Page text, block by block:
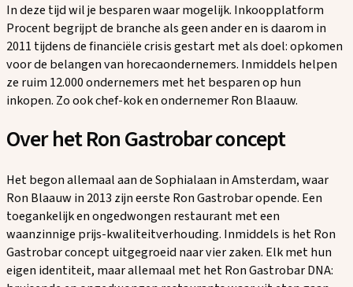
In deze tijd wil je besparen waar mogelijk. Inkoopplatform
Procent begrijpt de branche als geen ander en is daarom in
2011 tijdens de financiële crisis gestart met als doel: opkomen
voor de belangen van horecaondernemers. Inmiddels helpen
ze ruim 12.000 ondernemers met het besparen op hun
inkopen. Zo ook chef-kok en ondernemer Ron Blaauw.
Over het Ron Gastrobar concept
Het begon allemaal aan de Sophialaan in Amsterdam, waar
Ron Blaauw in 2013 zijn eerste Ron Gastrobar opende. Een
toegankelijk en ongedwongen restaurant met een
waanzinnige prijs-kwaliteitverhouding. Inmiddels is het Ron
Gastrobar concept uitgegroeid naar vier zaken. Elk met hun
eigen identiteit, maar allemaal met het Ron Gastrobar DNA: